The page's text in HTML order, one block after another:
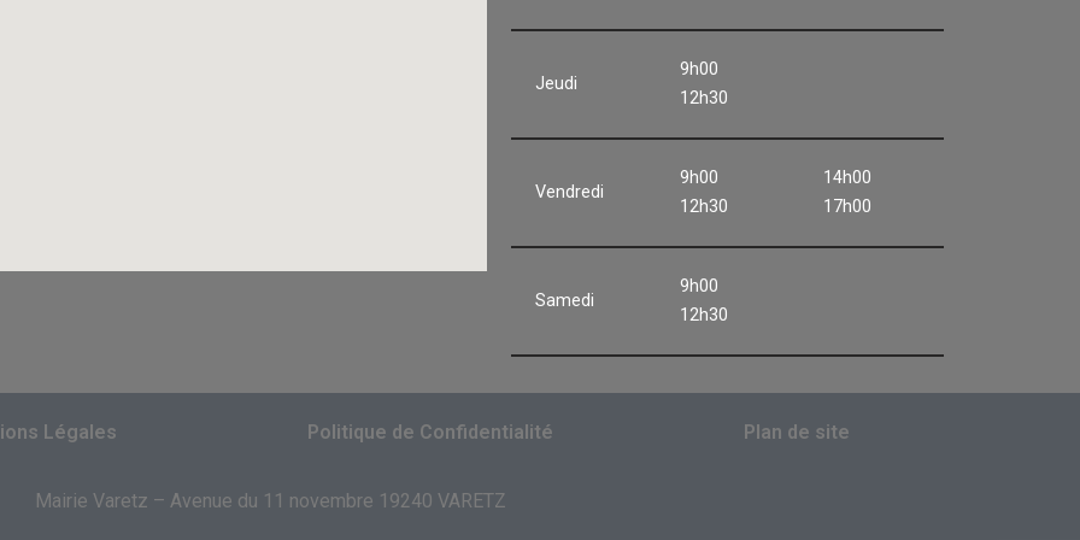
Jeudi
9h00
12h30
Vendredi
9h00
12h30
14h00
17h00
Samedi
9h00
12h30
Légales Politique de Confidentialité Plan de site
Mairie Varetz – Avenue du 11 novembre 19240 VARETZ